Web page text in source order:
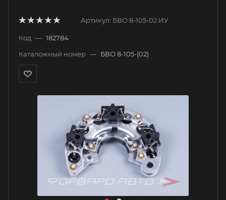
Артикул: БВО 8-105-02 ИУ
Код — 182784
Каталожный номер — БВО 8-105-(02)